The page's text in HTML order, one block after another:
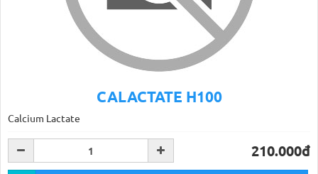
CALACTATE H100
Calcium Lactate
210.000đ